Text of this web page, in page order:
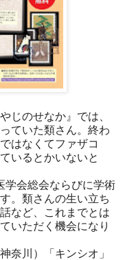
じのせなか』では、
ていた類さん。終わ
はなくてファザコ
いるとかいないと
学会総会ならびに学術
。類さんの生い立ち
など、これまでとは
いただく機会になり
奈川）「キンシオ」